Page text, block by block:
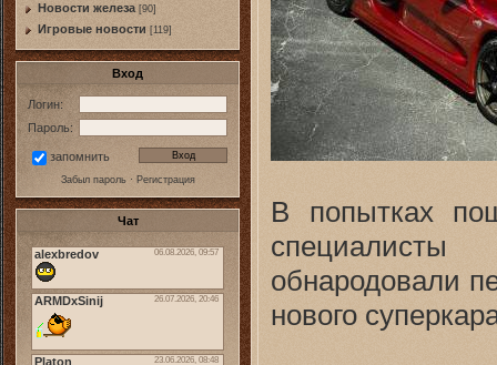
Новоcти железа [90]
Игровые новости [119]
Вход
Логин:
Пароль:
запомнить
Забыл пароль· Регистрация
Чат
В попытках
обнародовали
нового